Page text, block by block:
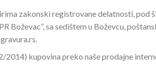
zakonski registrovane delatnosti, pod
Boževac“, sa sedištem u Boževcu,
2014) kupovina preko naše prodajne